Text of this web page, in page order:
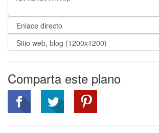
Comparta este plano